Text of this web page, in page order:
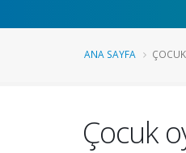
ANA SAYFA
Çocuk